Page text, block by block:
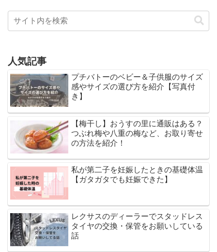
人気記事
プチバトーのベビー＆子供服のサイズ
感やサイズの選び方を紹介【写真付
き】
【梅干し】おうすの里に通販はある？
つぶれ梅や八重の梅など、お取り寄せ
の方法を紹介！
私が第二子を妊娠したときの基礎体温
【ガタガタでも妊娠できた】
レクサスのディーラーでスタッドレス
タイヤの交換・保管をお願いしている
話